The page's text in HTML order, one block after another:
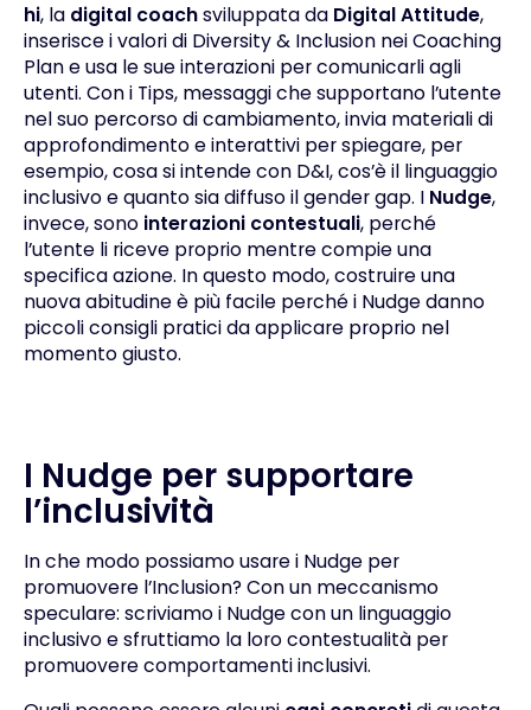
hi, la digital coachsviluppata da Digital Attitude,
inserisce i valori di Diversity & Inclusion nei Coaching
Plan e usa le sue interazioni per comunicarli agli
utenti. Con i Tips, messaggi che supportano l’utente
nel suo percorso di cambiamento, invia materiali di
approfondimento e interattivi per spiegare, per
esempio, cosa si intende con D&I, cos’è il linguaggio
inclusivo e quanto sia diffuso il gender gap. I Nudge,
invece, sono interazioni contestuali, perché
l’utente li riceve proprio mentre compie una
specifica azione. In questo modo, costruire una
nuova abitudine è più facile perché i Nudge danno
piccoli consigli pratici da applicare proprio nel
momento giusto.
I Nudge per supportare
l’inclusività
In che modo possiamo usare i Nudge per
promuovere l’Inclusion? Con un meccanismo
speculare: scriviamo i Nudge con un linguaggio
inclusivo e sfruttiamo la loro contestualità per
promuovere comportamenti inclusivi.